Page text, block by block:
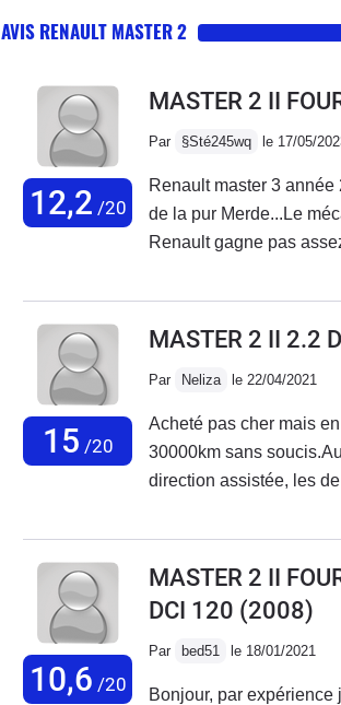
AVIS RENAULT MASTER 2
12,2 /20
MASTER 2 II
Par §Sté245wq le 17/05/
Renault master 3
de la pur Merde...Le
Renault gagne pas
petit ergot de 3mm dans
plastique qui fait levier
intérieur Ingénieur de
15 /20
MASTER 2 II 2.2
Par Neliza le 22/04/2021
Acheté pas cher mais
30000km sans
direction assistée, les
pas très bruyant aux
remorque, donc 110km/
gênant.Je suis vraiment
commentaire, j'ai eu
10,6 /20
MASTER 2 II
DCI 120 (2008)
Par bed51 le 18/01/2021
Bonjour, par